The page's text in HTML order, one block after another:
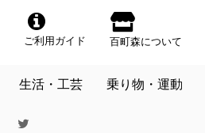
ご利用ガイド 百町森について
生活・工芸 乗り物・運動